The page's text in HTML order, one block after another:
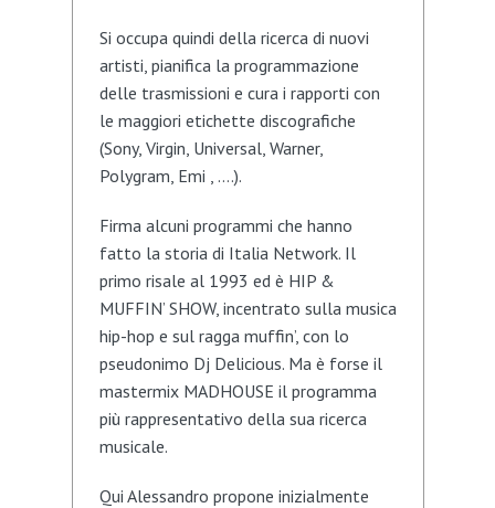
Si occupa quindi della ricerca di nuovi
artisti, pianifica la programmazione
delle trasmissioni e cura i rapporti con
le maggiori etichette discografiche
(Sony, Virgin, Universal, Warner,
Polygram, Emi , ….).
Firma alcuni programmi che hanno
fatto la storia di Italia Network. Il
primo risale al 1993 ed è HIP &
MUFFIN’ SHOW, incentrato sulla musica
hip-hop e sul ragga muffin’, con lo
pseudonimo Dj Delicious. Ma è forse il
mastermix MADHOUSE il programma
più rappresentativo della sua ricerca
musicale.
Qui Alessandro propone inizialmente